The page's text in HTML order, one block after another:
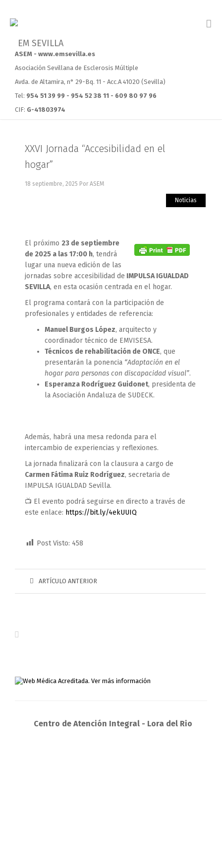
ASEM - www.emsevilla.es
Asociación Sevillana de Esclerosis Múltiple
Avda. de Altamira, n° 29-Bq. 11 - Acc.A 41020 (Sevilla)
Tel: 954 51 39 99 - 954 52 38 11 - 609 80 97 96
CIF: G-41803974
XXVI Jornada “Accesibilidad en el
hogar”
18 septiembre, 2025 Por ASEM
Noticias
El próximo 23 de septiembre
de 2025 a las 17:00 h, tendrá
lugar una nueva edición de las
jornadas sobre accesibilidad de IMPULSA IGUALDAD
SEVILLA, en esta ocasión centrada en el hogar.
El programa contará con la participación de
profesionales y entidades de referencia:
Manuel Burgos López, arquitecto y
coordinador técnico de EMVISESA.
Técnicos de rehabilitación de ONCE, que
presentarán la ponencia “Adaptación en el
hogar para personas con discapacidad visual”.
Esperanza Rodríguez Guidonet, presidenta de
la Asociación Andaluza de SUDECK.
Además, habrá una mesa redonda para el
intercambio de experiencias y reflexiones.
La jornada finalizará con la clausura a cargo de
Carmen Fátima Ruiz Rodríguez, secretaria de
IMPULSA IGUALDAD Sevilla.
📺 El evento podrá seguirse en directo a través de
este enlace: https://bit.ly/4ekUUIQ
Post Visto: 458
ARTÍCULO ANTERIOR
Centro de Atención Integral - Lora del Rio